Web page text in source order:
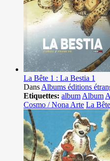
La Bête 1 : La Bestia 1
Dans Albums éditions
Etiquettes: album Album
Cosmo / Nona Arte La